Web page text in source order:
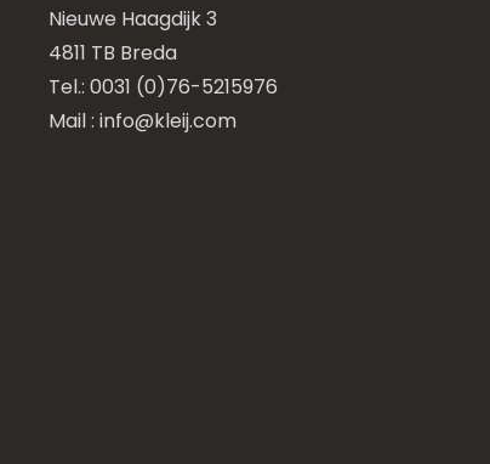
Nieuwe Haagdijk 3
4811 TB Breda
Tel.: 0031 (0)76-5215976
Mail : info@kleij.com